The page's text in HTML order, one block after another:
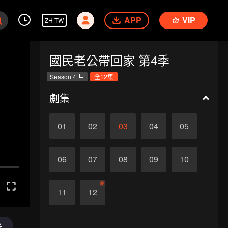
ZH-TW APP VIP
國民老公帶回家 第4季
Season 4 全12集
劇集
01 02 03 04 05
06 07 08 09 10
11 12
終